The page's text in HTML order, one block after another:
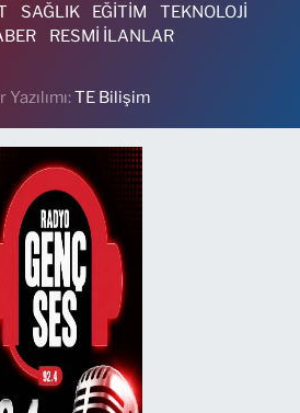
SAĞLIK EĞİTİM
TEKNOLOJİ
RESMİ İLANLAR
TE Bilişim